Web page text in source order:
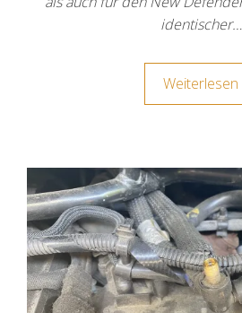
identischer…
Weiterlesen